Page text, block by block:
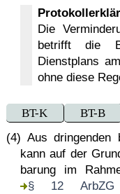
Die
betrifft die
Dienstplans
ohne diese
BT-K
BT-B
(4) Aus dringenden
kann auf der
ba­rung im
§ 12 ArbZG